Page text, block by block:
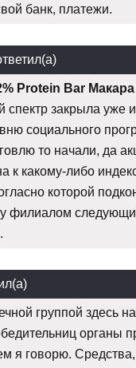
банк, платежи.
Protein Bar Макара
спектр закрыла уже
социального
то начали, да
к какому-либо
которой
филиалом
группой здесь
органы
я говорю.